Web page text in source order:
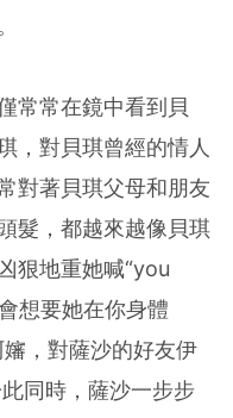
常常在鏡中看到貝
，對貝琪曾經的情人
對著貝琪父母和朋友
髮，都越來越像貝琪
狠地重她喊“you
想要她在你身體
，對薩沙的好友伊
同時，薩沙一步步